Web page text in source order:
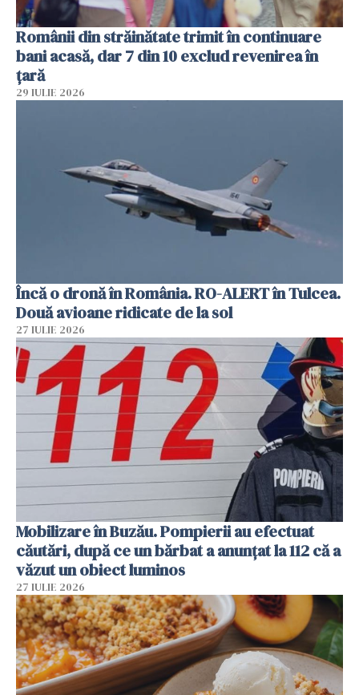
Românii din străinătate trimit în continuare
bani acasă, dar 7 din 10 exclud revenirea în
țară
29 IULIE 2026
Încă o dronă în România. RO-ALERT în Tulcea.
Două avioane ridicate de la sol
27 IULIE 2026
Mobilizare în Buzău. Pompierii au efectuat
căutări, după ce un bărbat a anunțat la 112 că a
văzut un obiect luminos
27 IULIE 2026